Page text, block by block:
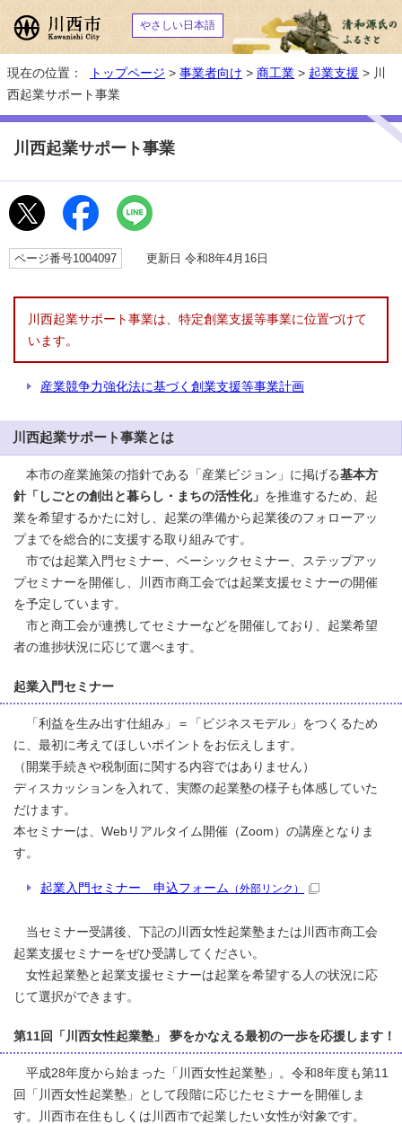
やさしい日本語
現在の位置： トップページ > 事業者向け > 商工業 > 起業支援 > 川
西起業サポート事業
川西起業サポート事業
ページ番号1004097 更新日 令和8年4月16日
川西起業サポート事業は、特定創業支援等事業に位置づけて
います。
産業競争力強化法に基づく創業支援等事業計画
川西起業サポート事業とは
本市の産業施策の指針である「産業ビジョン」に掲げる基本方
針「しごとの創出と暮らし・まちの活性化」 を推進するため、起
業を希望するかたに対し、起業の準備から起業後のフォローアッ
プまでを総合的に支援する取り組みです。
市では起業入門セミナー、ベーシックセミナー、ステップアッ
プセミナーを開催し、川西市商工会では起業支援セミナーの開催
を予定しています。
市と商工会が連携してセミナーなどを開催しており、起業希望
者の進捗状況に応じて選べます。
起業入門セミナー
「利益を生み出す仕組み」＝「ビジネスモデル」をつくるため
に、最初に考えてほしいポイントをお伝えします。
（開業手続きや税制面に関する内容ではありません）
ディスカッションを入れて、実際の起業塾の様子も体感していた
だけます。
本セミナーは、Webリアルタイム開催（Zoom）の講座となりま
す。
起業入門セミナー 申込フォーム （外部リンク）
当セミナー受講後、下記の川西女性起業塾または川西市商工会
起業支援セミナーをぜひ受講してください。
女性起業塾と起業支援セミナーは起業を希望する人の状況に応
じて選択ができます。
第11回「川西女性起業塾」 夢をかなえる最初の一歩を応援します！
平成28年度から始まった「川西女性起業塾」。令和8年度も第11
回「川西女性起業塾」として段階に応じたセミナーを開催しま
す。川西市在住もしくは川西市で起業したい女性が対象です。